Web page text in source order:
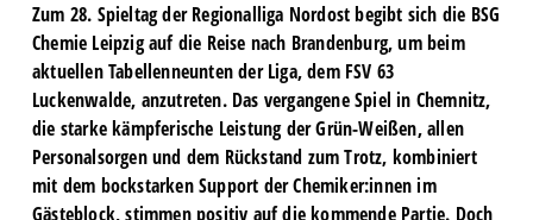
Zum 28. Spieltag der Regionalliga Nordost begibt sich die BSG
Chemie Leipzig auf die Reise nach Brandenburg, um beim
aktuellen Tabellenneunten der Liga, dem FSV 63
Luckenwalde, anzutreten. Das vergangene Spiel in Chemnitz,
die starke kämpferische Leistung der Grün-Weißen, allen
Personalsorgen und dem Rückstand zum Trotz, kombiniert
mit dem bockstarken Support der Chemiker:innen im
Gästeblock, stimmen positiv auf die kommende Partie. Doch